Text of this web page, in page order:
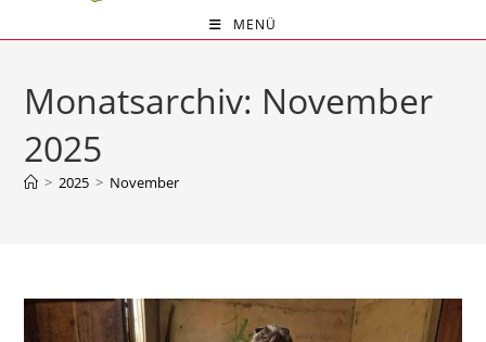
MENÜ
Monatsarchiv: November
2025
> 2025 > November